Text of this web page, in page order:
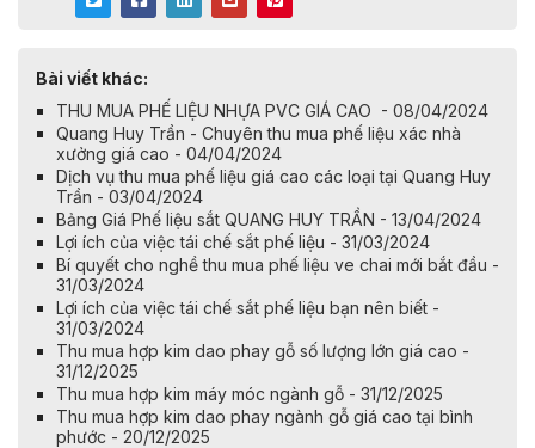
Bài viết khác:
THU MUA PHẾ LIỆU NHỰA PVC GIÁ CAO - 08/04/2024
Quang Huy Trần - Chuyên thu mua phế liệu xác nhà
xưởng giá cao - 04/04/2024
Dịch vụ thu mua phế liệu giá cao các loại tại Quang Huy
Trần - 03/04/2024
Bảng Giá Phế liệu sắt QUANG HUY TRẦN - 13/04/2024
Lợi ích của việc tái chế sắt phế liệu - 31/03/2024
Bí quyết cho nghề thu mua phế liệu ve chai mới bắt đầu -
31/03/2024
Lợi ích của việc tái chế sắt phế liệu bạn nên biết -
31/03/2024
Thu mua hợp kim dao phay gỗ số lượng lớn giá cao -
31/12/2025
Thu mua hợp kim máy móc ngành gỗ - 31/12/2025
Thu mua hợp kim dao phay ngành gỗ giá cao tại bình
phước - 20/12/2025